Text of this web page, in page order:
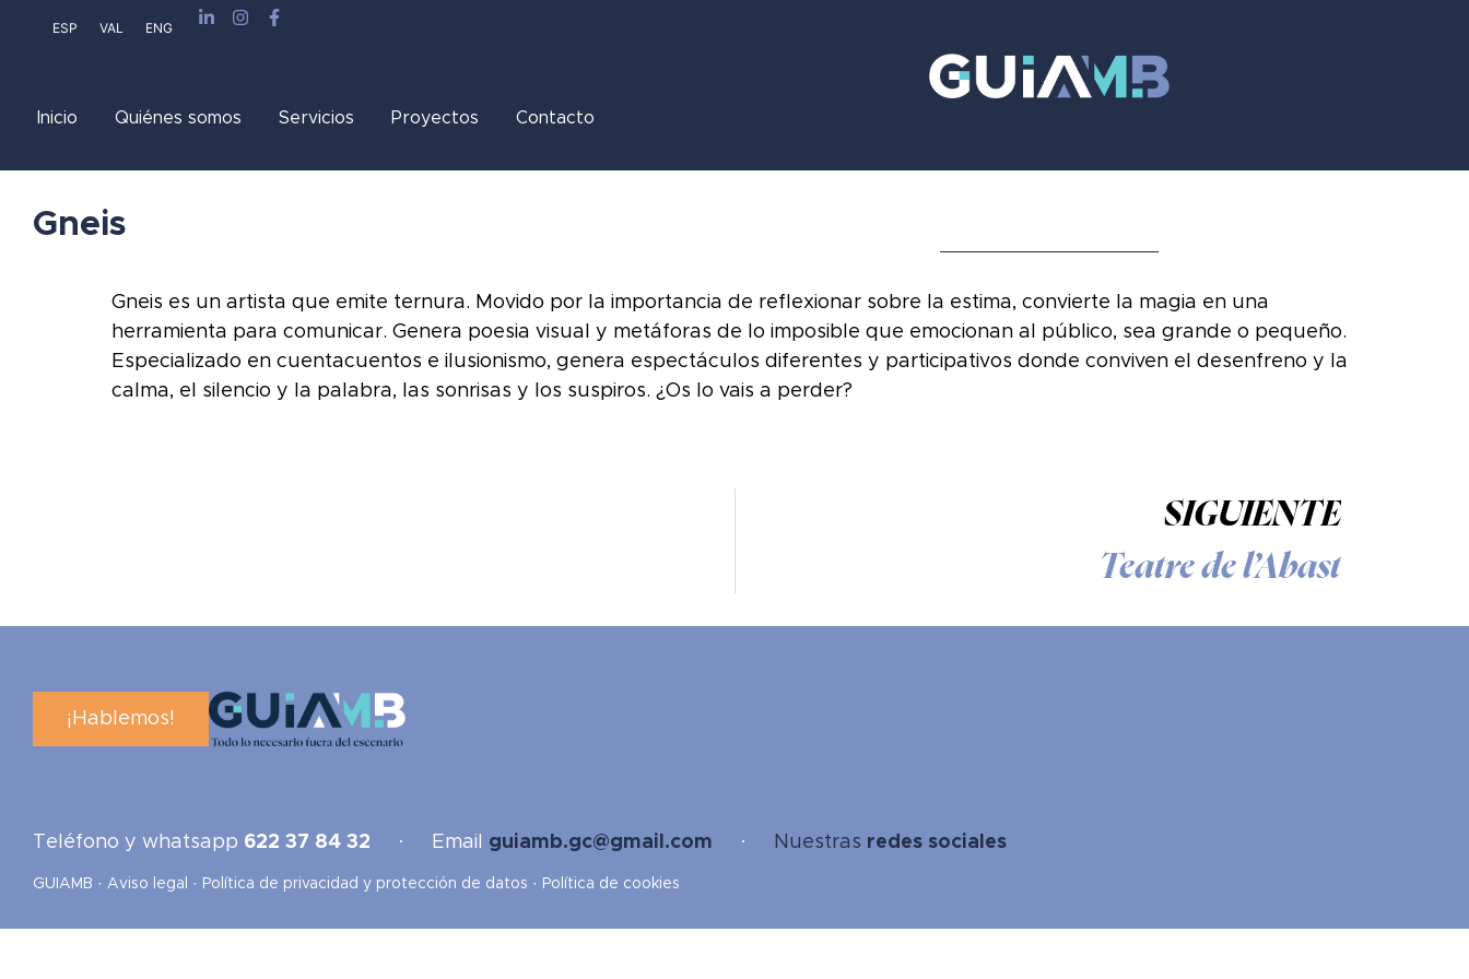
ESP VAL ENG
Inicio Quiénes somos Servicios Proyectos Contacto
Gneis
Gneis es un artista que emite ternura. Movido por la importancia de reflexionar sobre la estima, convierte la magia en una
herramienta para comunicar. Genera poesia visual y metáforas de lo imposible que emocionan al público, sea grande o pequeño.
Especializado en cuentacuentos e ilusionismo, genera espectáculos diferentes y participativos donde conviven el desenfreno y la
calma, el silencio y la palabra, las sonrisas y los suspiros. ¿Os lo vais a perder?
SIGUIENTE
Teatre de l’Abast
¡Hablemos!
Teléfono y whatsapp 622 37 84 32 · Email guiamb.gc@gmail.com · Nuestras redes sociales
GUIAMB · Aviso legal · Política de privacidad y protección de datos · Política de cookies